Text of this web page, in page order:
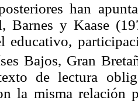
han
Barnes y Kaase
educativo,
Bajos, Gran
de lectura
la misma relación